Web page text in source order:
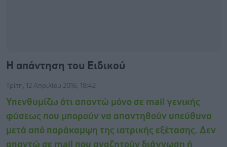
Η απάντηση του Ειδικού
Τρίτη, 12 Απριλίου 2016, 18:42
Υπενθυμίζω ότι απαντώ μόνο σε mail γενικής
φύσεως που μπορούν να απαντηθούν υπεύθυνα
μετά από παράκαμψη της ιατρικής εξέτασης. Δεν
απαντώ σε mail που αναζητούν διάγνωση ή